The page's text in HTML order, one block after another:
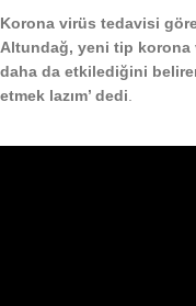
Korona virüs tedavisi
Altundağ, yeni tip korona
daha da etkilediğini
etmek lazım’ dedi